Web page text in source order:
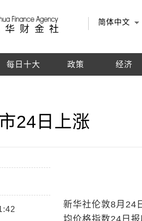
简体中文
每日十大 政策 经济
24日上涨
新华社伦敦8月24
均价格指数24日